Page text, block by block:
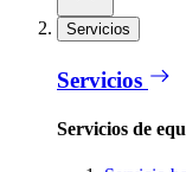
Servicios
Servicios
Servicios de